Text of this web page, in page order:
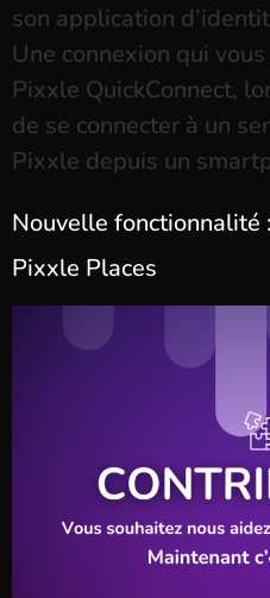
son application
Une connexion qui
Pixxle QuickConnect,
de se connecter à un
Pixxle depuis un
Nouvelle fonctionnalité
Pixxle Places